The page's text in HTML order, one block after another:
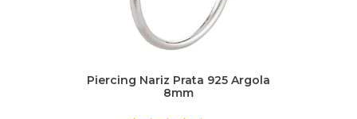
Piercing Nariz Prata 925 Argola
8mm